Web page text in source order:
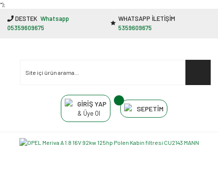
"');
DESTEK Whatsapp
05359609675
WHATSAPP İLETİŞİM
5359609675
GİRİŞ YAP
& Üye Ol
SEPETİM